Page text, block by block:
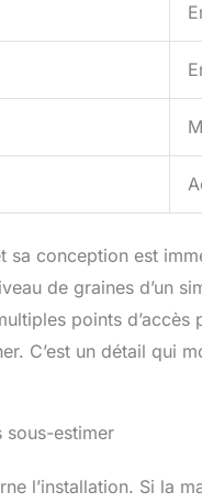
sa conception est
de graines d’un
points
C’est un détail
sous-estimer
l’installation. Si la